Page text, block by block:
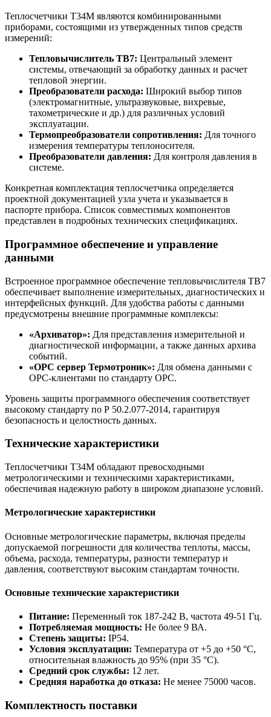
Теплосчетчики Т34М являются комбинированными
приборами, состоящими из утвержденных типов средств
измерений:
Тепловычислитель ТВ7: Центральный элемент
системы, отвечающий за обработку данных и расчет
тепловой энергии.
Преобразователи расхода: Широкий выбор типов
(электромагнитные, ультразвуковые, вихревые,
тахометрические и др.) для различных условий
эксплуатации.
Термопреобразователи сопротивления: Для точного
измерения температуры теплоносителя.
Преобразователи давления: Для контроля давления в
системе.
Конкретная комплектация теплосчетчика определяется
проектной документацией узла учета и указывается в
паспорте прибора. Список совместимых компонентов
представлен в подробных технических спецификациях.
Программное обеспечение и управление
данными
Встроенное программное обеспечение тепловычислителя ТВ7
обеспечивает выполнение измерительных, диагностических и
интерфейсных функций. Для удобства работы с данными
предусмотрены внешние программные комплексы:
«Архиватор»: Для представления измерительной и
диагностической информации, а также данных архива
событий.
«OPC сервер Термотроник»: Для обмена данными с
OPC-клиентами по стандарту OPC.
Уровень защиты программного обеспечения соответствует
высокому стандарту по Р 50.2.077-2014, гарантируя
безопасность и целостность данных.
Технические характеристики
Теплосчетчики Т34М обладают превосходными
метрологическими и техническими характеристиками,
обеспечивая надежную работу в широком диапазоне условий.
Метрологические характеристики
Основные метрологические параметры, включая пределы
допускаемой погрешности для количества теплоты, массы,
объема, расхода, температуры, разности температур и
давления, соответствуют высоким стандартам точности.
Основные технические характеристики
Питание: Переменный ток 187-242 В, частота 49-51 Гц.
Потребляемая мощность: Не более 9 ВА.
Степень защиты: IP54.
Условия эксплуатации: Температура от +5 до +50 °С,
относительная влажность до 95% (при 35 °С).
Средний срок службы: 12 лет.
Средняя наработка до отказа: Не менее 75000 часов.
Комплектность поставки